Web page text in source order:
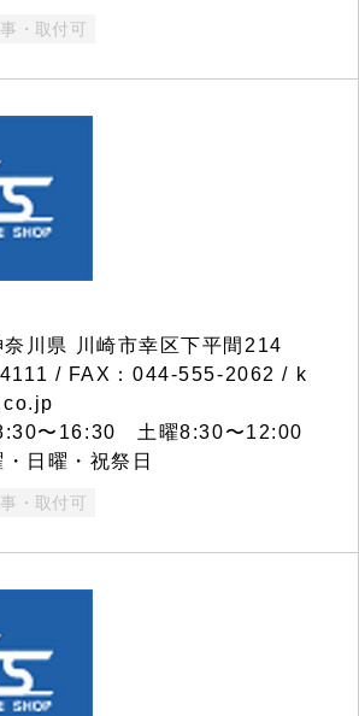
・取付可
川県 川崎市幸区下平間214
/ FAX：044-555-2062 / k
〜16:30 土曜8:30〜12:00
日曜・祝祭日
・取付可